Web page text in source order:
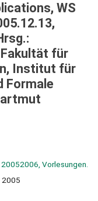
WS
für
Institut für
Formale
Vorlesungen.
2005